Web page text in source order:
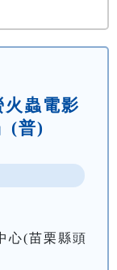
蟲電影
(普)
心(苗栗縣頭